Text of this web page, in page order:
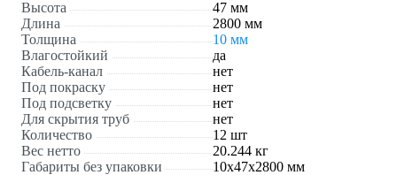
Высота
47 мм
Длина
2800 мм
Толщина
10 мм
Влагостойкий
да
Кабель-канал
нет
Под покраску
нет
Под подсветку
нет
Для скрытия труб
нет
Количество
12 шт
Вес нетто
20.244 кг
Габариты без упаковки
10х47х2800 мм